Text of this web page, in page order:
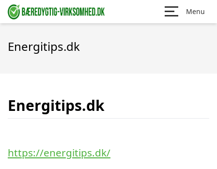
Menu
Energitips.dk
Energitips.dk
https://energitips.dk/